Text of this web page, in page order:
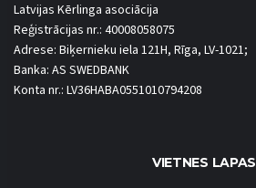
Latvijas Kērlinga asociācija
Reģistrācijas nr.: 40008058075
Adrese: Biķernieku iela 121H, Rīga, LV-1021;
Banka: AS SWEDBANK
Konta nr.: LV36HABA0551010794208
VIETNES LAPAS